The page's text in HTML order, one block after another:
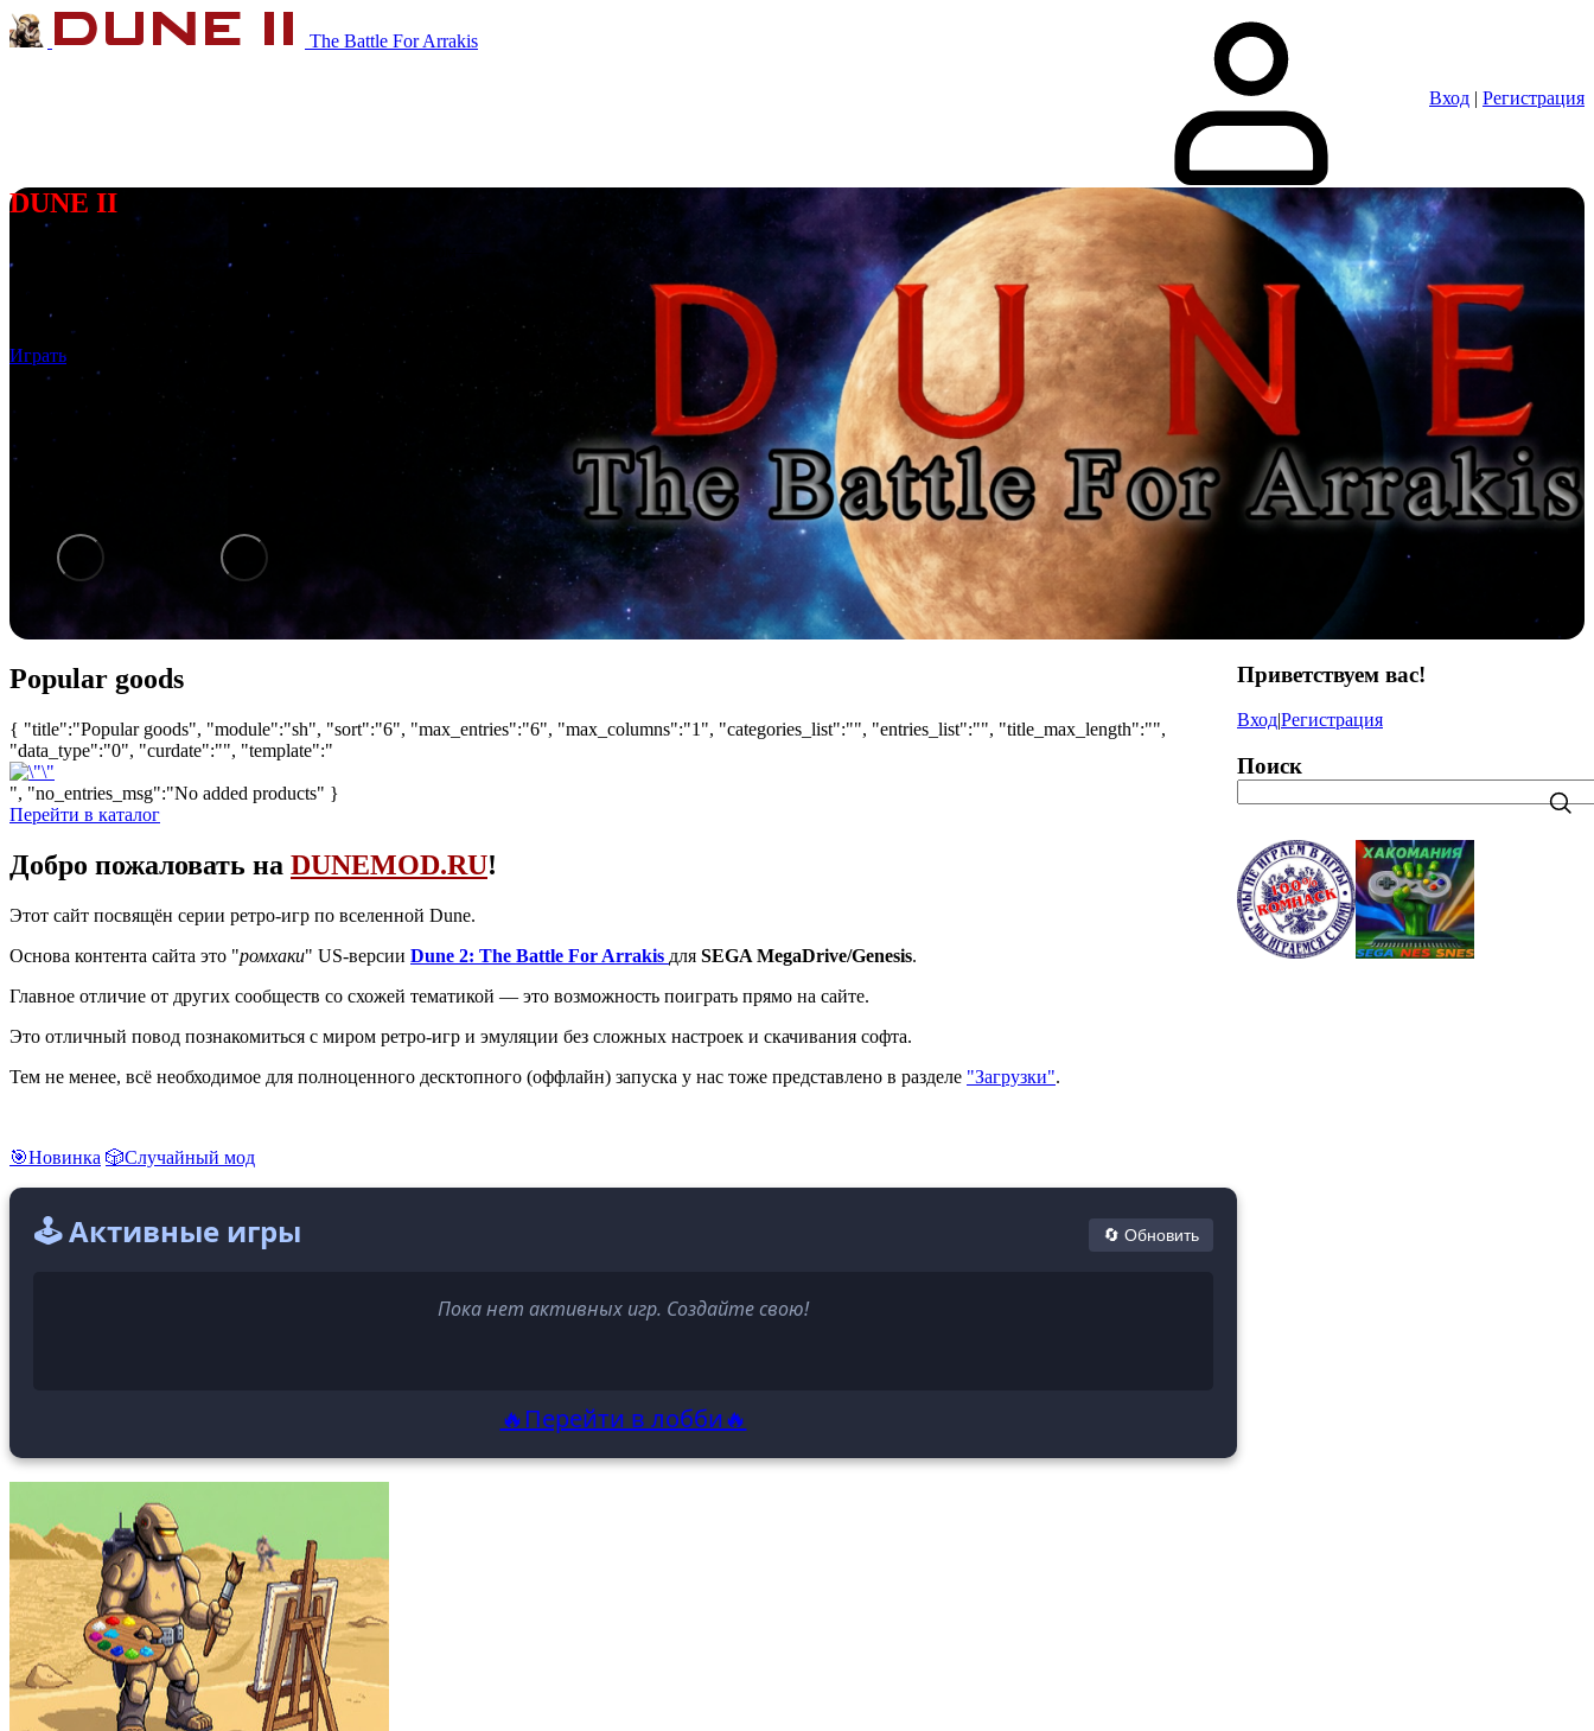
The Battle For Arrakis
Вход | Регистрация
DUNE II
Далёкая планета Арракис обладает ценным веществом —
спайсом, сокращающим космические полёты.
Борются за владение планетой три Великих Дома
Ландсраада:
Ордосы
Играть
Popular goods
{ "title":"Popular goods", "module":"sh", "sort":"6", "max_entries":"6", "max_columns":"1", "categories_list":"", "entries_list":"", "title_max_length":"",
"data_type":"0", "curdate":"", "template":"
", "no_entries_msg":"No added products" }
Перейти в каталог
Добро пожаловать на DUNEMOD.RU!
Этот сайт посвящён серии ретро-игр по вселенной Dune.
Основа контента сайта это "ромхаки" US-версии Dune 2: The Battle For Arrakis для SEGA MegaDrive/Genesis.
Главное отличие от других сообществ со схожей тематикой — это возможность поиграть прямо на сайте.
Это отличный повод познакомиться с миром ретро-игр и эмуляции без сложных настроек и скачивания софта.
Тем не менее, всё необходимое для полноценного десктопного (оффлайн) запуска у нас тоже представлено в разделе "Загрузки".
🎯Новинка 🎲Случайный мод
🕹️ Активные игры 🔄 Обновить
Пока нет активных игр. Создайте свою!
🔥Перейти в лобби🔥
Приветствуем вас!
Вход|Регистрация
Поиск